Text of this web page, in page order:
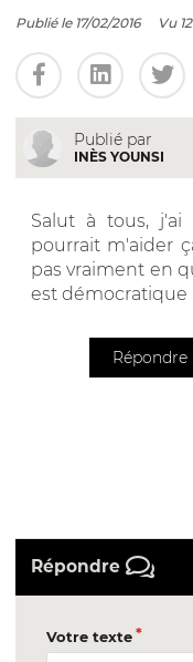
Publié le 17/02/2016 Vu
Publié par
INÈS YOUNSI
Salut à tous,
pourrait m'aider
pas vraiment en
est démocratique
Répondre
Répondre
Votre texte